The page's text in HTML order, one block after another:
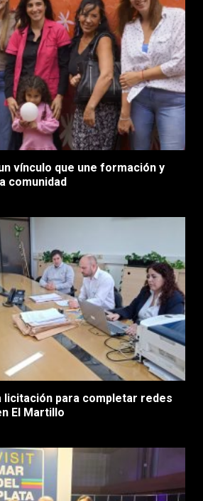
un vínculo que une formación y
comunidad
licitación para completar redes
El Martillo